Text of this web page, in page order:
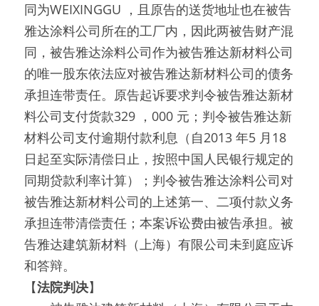
同为WEIXINGGU ，且原告的送货地址也在被告
雅达涂料公司所在的工厂内，因此两被告财产混
同，被告雅达涂料公司作为被告雅达新材料公司
的唯一股东依法应对被告雅达新材料公司的债务
承担连带责任。原告起诉要求判令被告雅达新材
料公司支付货款329 ，000 元；判令被告雅达新
材料公司支付逾期付款利息（自2013 年5 月18
日起至实际清偿日止，按照中国人民银行规定的
同期贷款利率计算）；判令被告雅达涂料公司对
被告雅达新材料公司的上述第一、二项付款义务
承担连带清偿责任；本案诉讼费由被告承担。被
告雅达建筑新材料（上海）有限公司未到庭应诉
和答辩。
【法院判决】